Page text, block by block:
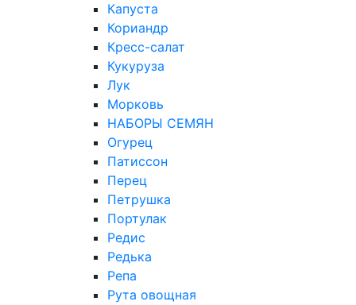
Капуста
Кориандр
Кресс-салат
Кукуруза
Лук
Морковь
НАБОРЫ СЕМЯН
Огурец
Патиссон
Перец
Петрушка
Портулак
Редис
Редька
Репа
Рута овощная